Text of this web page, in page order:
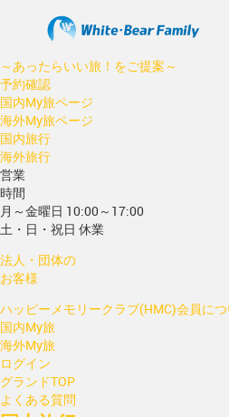
～あったらいい旅！をご提案～
予約確認
国内My旅ページ
海外My旅ページ
国内旅行
海外旅行
営業
時間
月～金曜日 10:00～17:00
土・日・祝日 休業
法人・団体の
お客様
ハッピーメモリークラブ(HMC)会員に
国内My旅
海外My旅
ログイン
グランドTOP
よくある質問